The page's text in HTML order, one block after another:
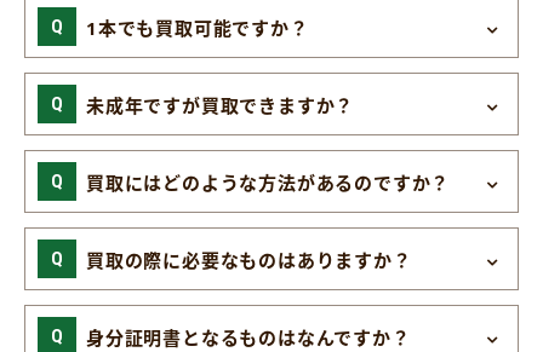
1本でも買取可能ですか？
未成年ですが買取できますか？
買取にはどのような方法があるのですか？
買取の際に必要なものはありますか？
身分証明書となるものはなんですか？